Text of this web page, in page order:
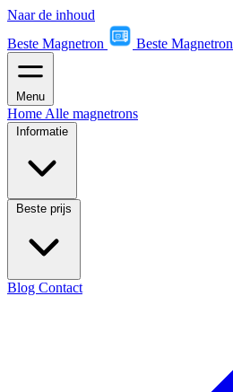
Naar de inhoud
Beste Magnetron
Beste Magnetron
Menu
Home Alle magnetrons
Informatie
Beste prijs
Blog Contact